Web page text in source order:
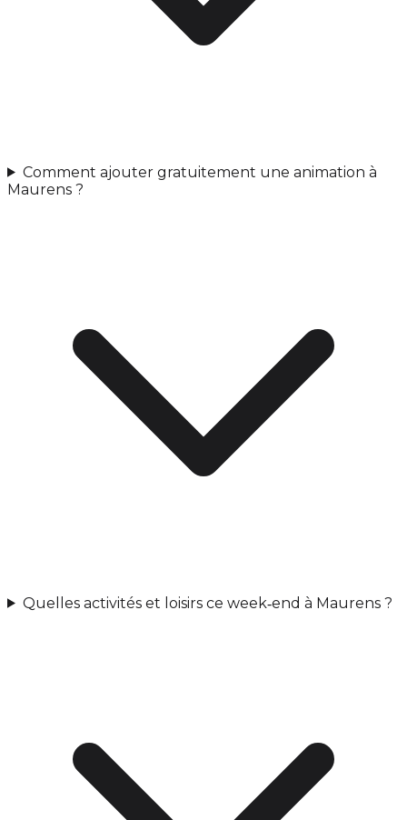
Comment ajouter gratuitement une animation à
Maurens ?
Quelles activités et loisirs ce week‑end à Maurens ?